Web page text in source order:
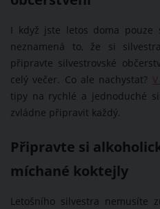
I když jste letos doma
neznamená to, že si
připravte silvestrovské
celý večer. Co ale nachystat?
tipy na rychlé a jednoduché
zvládne připravit každý.
Připravte si
míchané koktejly
Letošního silvestra nemusíte